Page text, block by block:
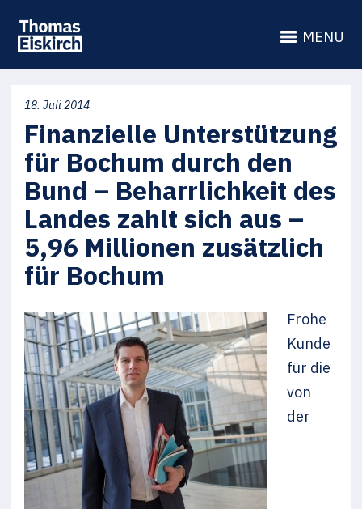
MENU
18. Juli 2014
Finanzielle Unterstützung
für Bochum durch den
Bund – Beharrlichkeit des
Landes zahlt sich aus –
5,96 Millionen zusätzlich
für Bochum
Frohe
Kunde
für die
von
der